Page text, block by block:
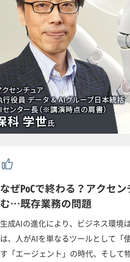
なぜPoCで終わる？アクセ
む…既存業務の問題
生成AIの進化により、ビジネス環境
は、人がAIを単なるツールとして「
す「エージェント」の時代、そして